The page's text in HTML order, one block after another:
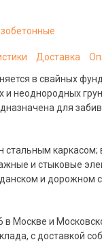
Доставка
в свайных
и неоднородных
для
стальным каркасом;
и стыковые
и дорожном
в Москве и
с доставкой